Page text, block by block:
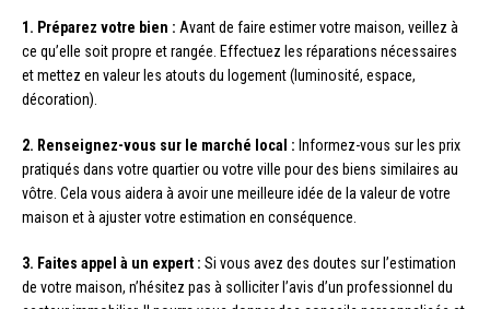
1. Préparez votre bien : Avant de faire estimer votre maison, veillez à
ce qu’elle soit propre et rangée. Effectuez les réparations nécessaires
et mettez en valeur les atouts du logement (luminosité, espace,
décoration).
2. Renseignez-vous sur le marché local : Informez-vous sur les prix
pratiqués dans votre quartier ou votre ville pour des biens similaires au
vôtre. Cela vous aidera à avoir une meilleure idée de la valeur de votre
maison et à ajuster votre estimation en conséquence.
3. Faites appel à un expert : Si vous avez des doutes sur l’estimation
de votre maison, n’hésitez pas à solliciter l’avis d’un professionnel du